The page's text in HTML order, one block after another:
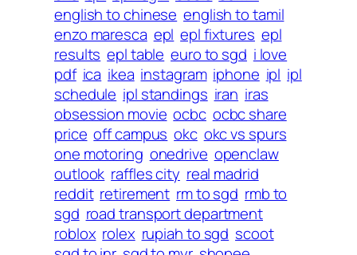
english to chinese english to tamil
enzo maresca epl epl fixtures epl
results epl table euro to sgd i love
pdf ica ikea instagram iphone ipl ipl
schedule ipl standings iran iras
obsession movie ocbc ocbc share
price off campus okc okc vs spurs
one motoring onedrive openclaw
outlook raffles city real madrid
reddit retirement rm to sgd rmb to
sgd road transport department
roblox rolex rupiah to sgd scoot